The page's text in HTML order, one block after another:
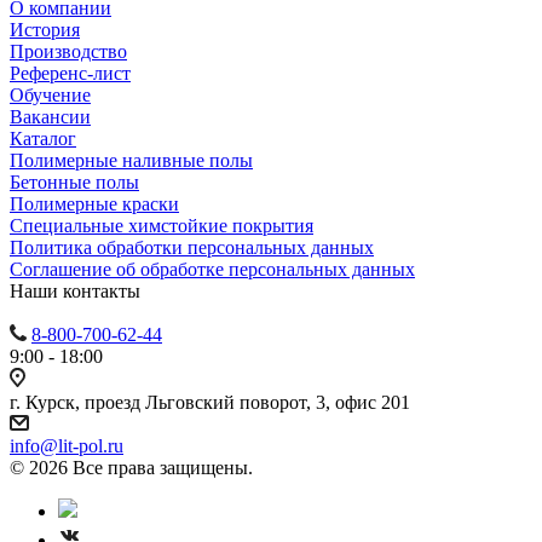
О компании
История
Производство
Референс-лист
Обучение
Вакансии
Каталог
Полимерные наливные полы
Бетонные полы
Полимерные краски
Специальные химстойкие покрытия
Политика обработки персональных данных
Cоглашение об обработке персональных данных
Наши контакты
8-800-700-62-44
9:00 - 18:00
г. Курск, проезд Льговский поворот, 3, офис 201
info@lit-pol.ru
© 2026 Все права защищены.